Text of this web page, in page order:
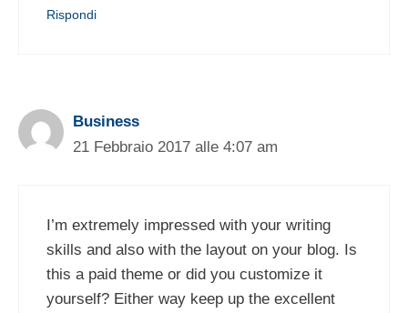
Rispondi
Business
21 Febbraio 2017 alle 4:07 am
I’m extremely impressed with your writing
skills and also with the layout on your blog. Is
this a paid theme or did you customize it
yourself? Either way keep up the excellent